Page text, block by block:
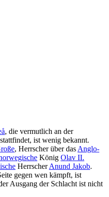
, die vermutlich an der
stattfindet, ist wenig bekannt.
, Herrscher über das Anglo-
König Olav II.
HerrscherAnund Jakob.
gegen wen kämpft, ist
Ausgang der Schlacht ist nicht